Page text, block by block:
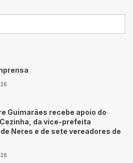
Guimarães recebe apoio do
da vice-prefeita
Neres e de sete vereadores de